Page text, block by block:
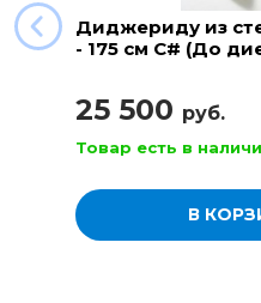
Диджериду из
- 175 см C# (До
25 500 руб.
Товар есть в
В